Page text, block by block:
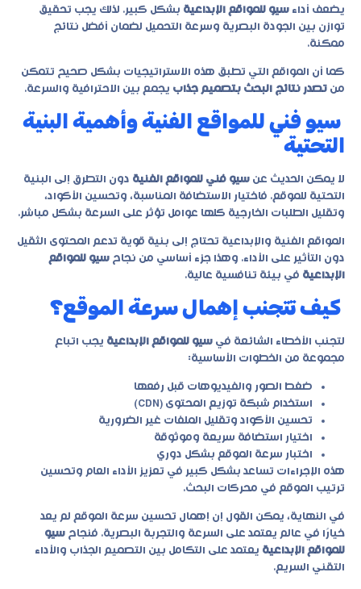
يضعف أداء سيو للمواقع الإبداعية بشكل كبير. لذلك يجب تحقيق
توازن بين الجودة البصرية وسرعة التحميل لضمان أفضل نتائج
ممكنة.
كما أن المواقع التي تطبق هذه الاستراتيجيات بشكل صحيح تتمكن
من تصدر نتائج البحث بتصميم جذاب يجمع بين الاحترافية والسرعة.
سيو فني للمواقع الفنية وأهمية البنية
التحتية
لا يمكن الحديث عن سيو فني للمواقع الفنية دون التطرق إلى البنية
التحتية للموقع. فاختيار الاستضافة المناسبة، وتحسين الأكواد،
وتقليل الطلبات الخارجية كلها عوامل تؤثر على السرعة بشكل مباشر.
المواقع الفنية والإبداعية تحتاج إلى بنية قوية تدعم المحتوى الثقيل
دون التأثير على الأداء. وهذا جزء أساسي من نجاح سيو للمواقع
الإبداعية في بيئة تنافسية عالية.
كيف تتجنب إهمال سرعة الموقع؟
لتجنب الأخطاء الشائعة في سيو للمواقع الإبداعية يجب اتباع
مجموعة من الخطوات الأساسية:
ضغط الصور والفيديوهات قبل رفعها
استخدام شبكة توزيع المحتوى (CDN)
تحسين الأكواد وتقليل الملفات غير الضرورية
اختيار استضافة سريعة وموثوقة
اختبار سرعة الموقع بشكل دوري
هذه الإجراءات تساعد بشكل كبير في تعزيز الأداء العام وتحسين
ترتيب الموقع في محركات البحث.
في النهاية، يمكن القول إن إهمال تحسين سرعة الموقع لم يعد
خيارًا في عالم يعتمد على السرعة والتجربة البصرية. فنجاح سيو
للمواقع الإبداعية يعتمد على التكامل بين التصميم الجذاب والأداء
التقني السريع.